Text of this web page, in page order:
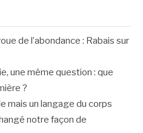
de l’abondance : Rabais sur
une même question : que
?
mais un langage du corps
notre façon de